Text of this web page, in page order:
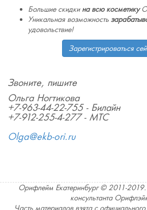
Большие скидки на всю косметику
Уникальная возможность
удовольствие!
Зарегистрироваться
Звоните, пишите
Ольга Ногтикова
+7-963-44-22-755 - Билайн
+7-912-255-4-277 - МТС
Olga@ekb-ori.ru
Орифлейм Екатеринбург © 2011-2019.
консультанта
Часть материалов взята с